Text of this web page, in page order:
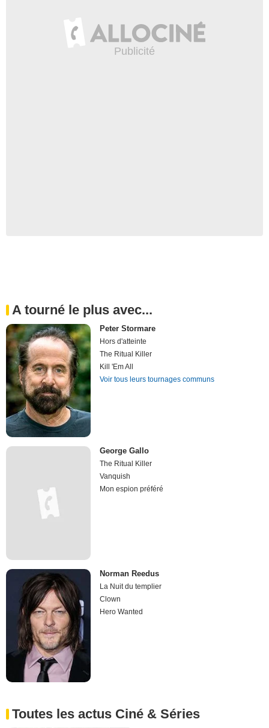
A tourné le plus avec...
Peter Stormare
Hors d'atteinte
The Ritual Killer
Kill 'Em All
Voir tous leurs tournages communs
George Gallo
The Ritual Killer
Vanquish
Mon espion préféré
Norman Reedus
La Nuit du templier
Clown
Hero Wanted
Toutes les actus Ciné & Séries